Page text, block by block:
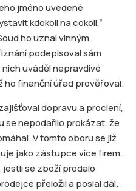
jméno uvedené
kdokoli na cokoli,“
ho uznal vinným
podepisoval sám
uváděl nepravdivé
ho finanční úřad prověřoval.
dopravu a proclení,
se nepodařilo prokázat, že
V tomto oboru se již
jako zástupce více firem.
se zboží prodalo
přeložil a poslal dál.